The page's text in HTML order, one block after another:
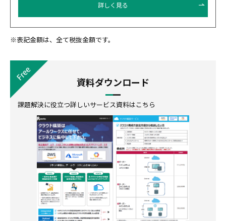
詳しく見る
※表記金額は、全て税抜金額です。
資料ダウンロード
課題解決に役立つ詳しいサービス資料はこちら